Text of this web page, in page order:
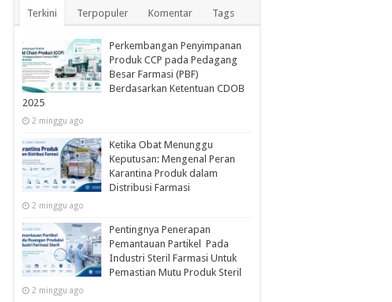
Terkini Terpopuler Komentar Tags
Perkembangan Penyimpanan
Produk CCP pada Pedagang
Besar Farmasi (PBF)
Berdasarkan Ketentuan CDOB
2025
2 minggu ago
Ketika Obat Menunggu
Keputusan: Mengenal Peran
Karantina Produk dalam
Distribusi Farmasi
2 minggu ago
Pentingnya Penerapan
Pemantauan Partikel Pada
Industri Steril Farmasi Untuk
Pemastian Mutu Produk Steril
2 minggu ago